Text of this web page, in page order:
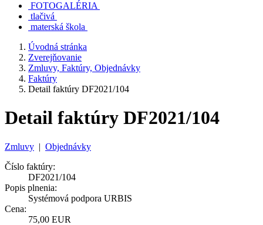
FOTOGALÉRIA
tlačivá
materská škola
Úvodná stránka
Zverejňovanie
Zmluvy, Faktúry, Objednávky
Faktúry
Detail faktúry DF2021/104
Detail faktúry DF2021/104
Zmluvy | Objednávky
Číslo faktúry:
DF2021/104
Popis plnenia:
Systémová podpora URBIS
Cena:
75,00 EUR